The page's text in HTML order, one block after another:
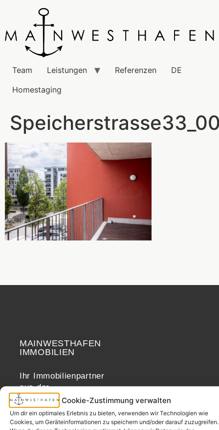
Cookie-Zustimmung verwalten
Um dir ein optimales Erlebnis zu bieten, verwenden wir Technologien wie
Cookies, um Geräteinformationen zu speichern und/oder darauf zuzugreifen.
Team Leistungen Referenzen
DE
Homestaging
MAINWESTHAFEN
IMMOBILIEN
Ihr Immobilienpartner
aus der
Nachbarschaft.
– seit 2017.